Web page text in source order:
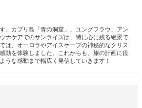
。カプリ島「青の洞窟」、ユングフラウ、アン
ナケアでのサンライズは、特に心に残る絶景で
は、オーロラやアイスケーブの神秘的なクリス
動を体験しました。これからも、旅の計画に役
うな感動まで幅広く発信していきます！